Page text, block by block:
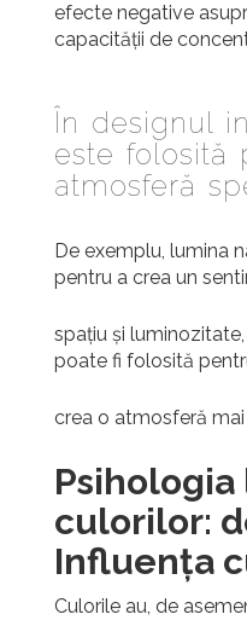
efecte negative
capacității de
În designul
este folosită
atmosferă
De exemplu, lumina
pentru a crea un
spațiu și
poate fi folosită
crea o atmosferă
culorilor:
Influența
Culorile au, de